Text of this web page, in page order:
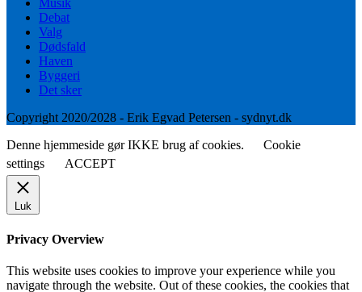
Musik
Debat
Valg
Dødsfald
Haven
Byggeri
Det sker
Copyright 2020/2028 - Erik Egvad Petersen - sydnyt.dk
Denne hjemmeside gør IKKE brug af cookies.
Cookie
settings
ACCEPT
Luk
Privacy Overview
This website uses cookies to improve your experience while you
navigate through the website. Out of these cookies, the cookies that